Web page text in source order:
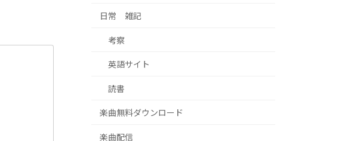
日常 雑記
考察
英語サイト
読書
楽曲無料ダウンロード
楽曲配信